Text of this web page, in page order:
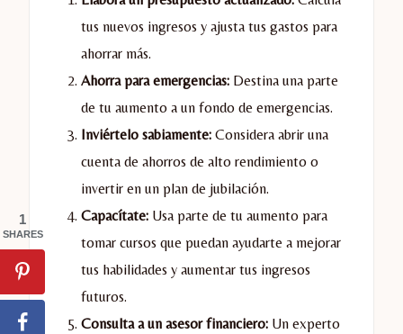
tus nuevos ingresos y ajusta tus gastos para
ahorrar más.
Ahorra para emergencias:Destina una parte
de tu aumento a un fondo de emergencias.
Inviértelo sabiamente:Considera abrir una
cuenta de ahorros de alto rendimiento o
invertir en un plan de jubilación.
Capacítate:Usa parte de tu aumento para
tomar cursos que puedan ayudarte a mejorar
tus habilidades y aumentar tus ingresos
futuros.
Consulta a un asesor financiero:Un experto
1
SHARES